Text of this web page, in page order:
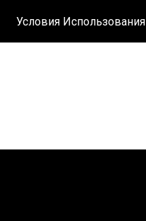
Условия Использования